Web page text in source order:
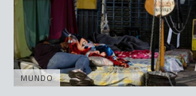
MUNDO